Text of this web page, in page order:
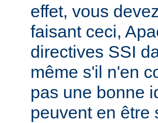
effet, vous
faisant ceci,
directives SSI
même s'il n'en
pas une bonne
peuvent en être